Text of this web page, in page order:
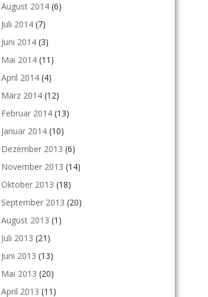
August 2014 (6)
Juli 2014 (7)
Juni 2014 (3)
Mai 2014 (11)
April 2014 (4)
März 2014 (12)
Februar 2014 (13)
Januar 2014 (10)
Dezember 2013 (6)
November 2013 (14)
Oktober 2013 (18)
September 2013 (20)
August 2013 (1)
Juli 2013 (21)
Juni 2013 (13)
Mai 2013 (20)
April 2013 (11)